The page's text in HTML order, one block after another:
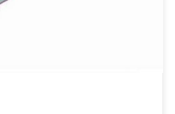
громад у
Зокрема, зміни […]